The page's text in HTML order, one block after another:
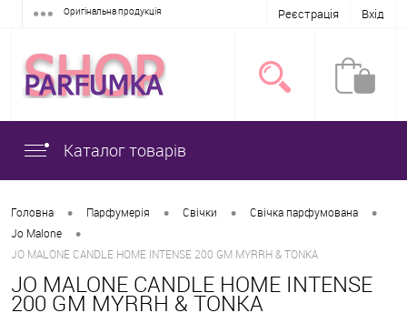
Оригінальна продукція Реєстрація Вхід
Каталог товарів
Головна • Парфумерія • Свічки • Свічка парфумована •
Jo Malone •
JO MALONE CANDLE HOME INTENSE 200 GM MYRRH & TONKA
JO MALONE CANDLE HOME INTENSE
200 GM MYRRH & TONKA